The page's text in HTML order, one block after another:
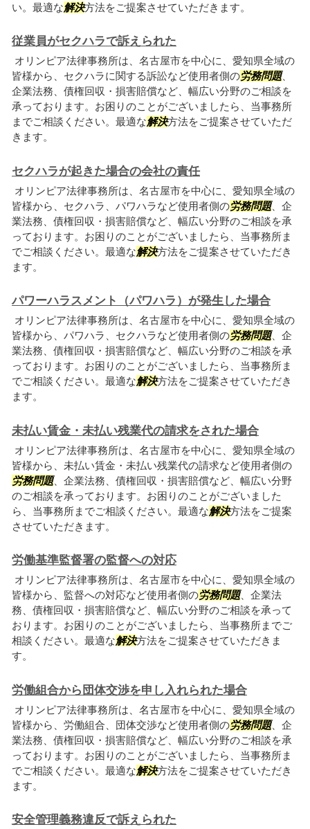
い。最適な解決方法をご提案させていただきます。
従業員がセクハラで訴えられた
オリンピア法律事務所は、名古屋市を中心に、愛知県全域の
皆様から、セクハラに関する訴訟など使用者側の労務問題、
企業法務、債権回収・損害賠償など、幅広い分野のご相談を
承っております。お困りのことがございましたら、当事務所
までご相談ください。最適な解決方法をご提案させていただ
きます。
セクハラが起きた場合の会社の責任
オリンピア法律事務所は、名古屋市を中心に、愛知県全域の
皆様から、セクハラ、パワハラなど使用者側の労務問題、企
業法務、債権回収・損害賠償など、幅広い分野のご相談を承
っております。お困りのことがございましたら、当事務所ま
でご相談ください。最適な解決方法をご提案させていただき
ます。
パワーハラスメント（パワハラ）が発生した場合
オリンピア法律事務所は、名古屋市を中心に、愛知県全域の
皆様から、パワハラ、セクハラなど使用者側の労務問題、企
業法務、債権回収・損害賠償など、幅広い分野のご相談を承
っております。お困りのことがございましたら、当事務所ま
でご相談ください。最適な解決方法をご提案させていただき
ます。
未払い賃金・未払い残業代の請求をされた場合
オリンピア法律事務所は、名古屋市を中心に、愛知県全域の
皆様から、未払い賃金・未払い残業代の請求など使用者側の
労務問題、企業法務、債権回収・損害賠償など、幅広い分野
のご相談を承っております。お困りのことがございました
ら、当事務所までご相談ください。最適な解決方法をご提案
させていただきます。
労働基準監督署の監督への対応
オリンピア法律事務所は、名古屋市を中心に、愛知県全域の
皆様から、監督への対応など使用者側の労務問題、企業法
務、債権回収・損害賠償など、幅広い分野のご相談を承って
おります。お困りのことがございましたら、当事務所までご
相談ください。最適な解決方法をご提案させていただきま
す。
労働組合から団体交渉を申し入れられた場合
オリンピア法律事務所は、名古屋市を中心に、愛知県全域の
皆様から、労働組合、団体交渉など使用者側の労務問題、企
業法務、債権回収・損害賠償など、幅広い分野のご相談を承
っております。お困りのことがございましたら、当事務所ま
でご相談ください。最適な解決方法をご提案させていただき
ます。
安全管理義務違反で訴えられた